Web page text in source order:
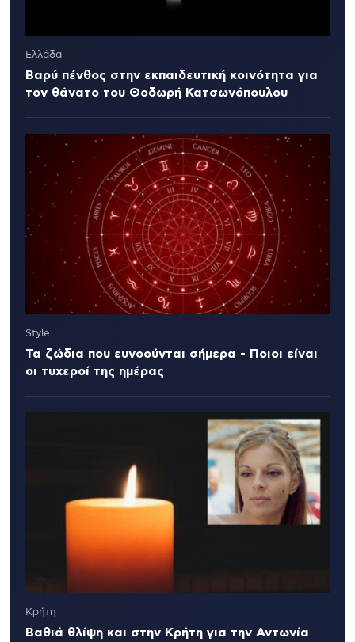
Ελλάδα
Βαρύ πένθος στην εκπαιδευτική κοινότητα για
τον θάνατο του Θοδωρή Κατσωνόπουλου
Style
Τα ζώδια που ευνοούνται σήμερα - Ποιοι είναι
οι τυχεροί της ημέρας
Κρήτη
Βαθιά θλίψη και στην Κρήτη για την Αντωνία